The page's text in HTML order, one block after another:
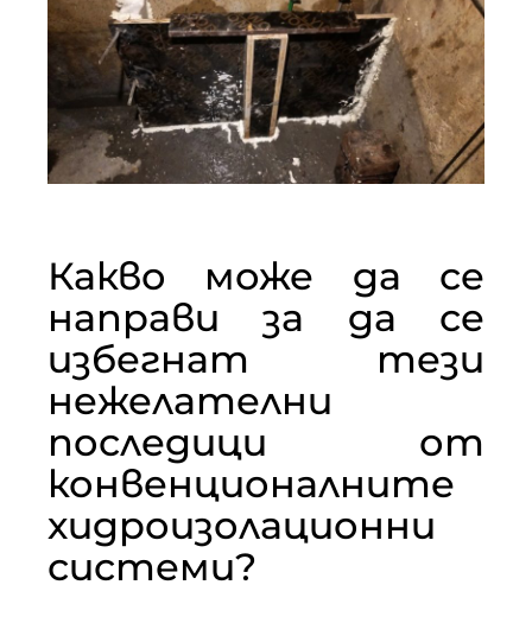
Какво може да се
направи за да се
избегнат тези
нежелателни
последици от
конвенционалните
хидроизолационни
системи?